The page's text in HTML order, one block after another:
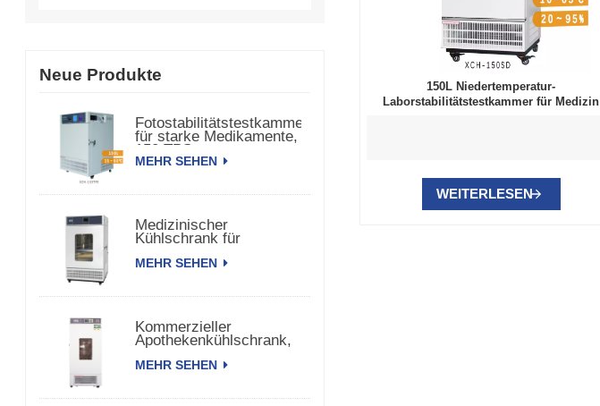
Neue Produkte
Fotostabilitätstestkammer
für starke Medikamente,
150 TPS
MEHR SEHEN
Medizinischer
Kühlschrank für
pharmazeutische
MEHR SEHEN
Kommerzieller
Apothekenkühlschrank,
Kühlschrank für
pharmazeutische
MEHR SEHEN
150L Niedertemperatur-
Laborstabilitätstestkammer für Medizin
WEITERLESEN